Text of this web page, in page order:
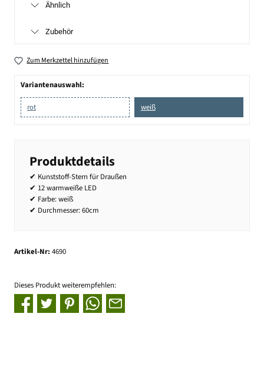
Ähnlich
Zubehör
Zum Merkzettel hinzufügen
Variantenauswahl:
rot weiß
Produktdetails
✔ Kunststoff-Stern für Draußen
✔ 12 warmweiße LED
✔ Farbe: weiß
✔ Durchmesser: 60cm
Artikel-Nr: 4690
Dieses Produkt weiterempfehlen: